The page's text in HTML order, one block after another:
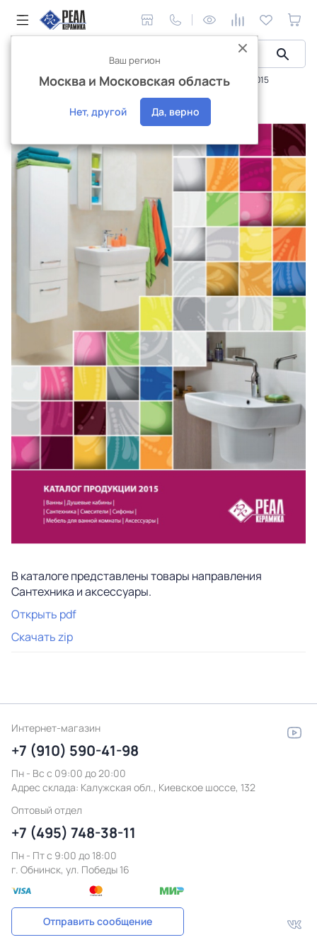
Сантехника и аксессуары Каталог сантехника 2014 - 2015
Каталог сантехника 2014 - 2015
В каталоге представлены товары направления
Сантехника и аксессуары.
Открыть pdf
Скачать zip
Интернет-магазин
+7 (910) 590-41-98
Пн - Вс с 09:00 до 20:00
Адрес склада: Калужская обл., Киевское шоссе, 132
Оптовый отдел
+7 (495) 748-38-11
Пн - Пт c 9:00 до 18:00
г. Обнинск, ул. Победы 16
Отправить сообщение
Ваш регион
Москва и Московская область
Нет, другой Да, верно